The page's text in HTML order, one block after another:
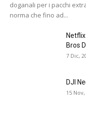
doganali per i pacchi
norma che fino ad...
Bros
7 Dic,
DJI
15